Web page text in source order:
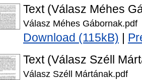
Text (Válasz Méhes
Válasz Méhes Gábornak.pdf
Download (115kB)
Text (Válasz Széll
Válasz Széll Mártának.pdf